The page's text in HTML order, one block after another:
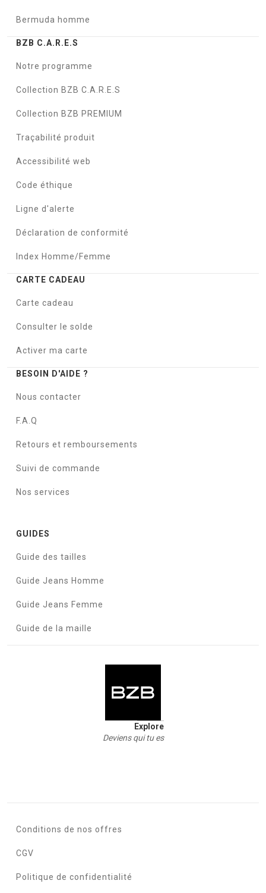
Bermuda homme
BZB C.A.R.E.S
Notre programme
Collection BZB C.A.R.E.S
Collection BZB PREMIUM
Traçabilité produit
Accessibilité web
Code éthique
Ligne d'alerte
Déclaration de conformité
Index Homme/Femme
CARTE CADEAU
Carte cadeau
Consulter le solde
Activer ma carte
BESOIN D'AIDE ?
Nous contacter
F.A.Q
Retours et remboursements
Suivi de commande
Nos services
GUIDES
Guide des tailles
Guide Jeans Homme
Guide Jeans Femme
Guide de la maille
Explore
Deviens qui tu es
Conditions de nos offres
CGV
Politique de confidentialité